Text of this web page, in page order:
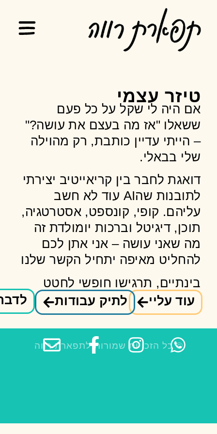
טיזר עצמי
אם היה לי שקל על כל פעם
ששאלו "אז מה בעצם את עושה?"
– הייתי עדיין כותבת, רק מהוילה
שלי בבאלי.
דואגת לחבר בין קריאייטיב יצירתי
לתובנות שהAI עוד לא חשב
עליהם. קופי, קונספט, אסטרטגיה,
תוכן, דיגיטל וברכות יומולדת זה
מה שאני עושה – אני אתן לכם
להחליט מאיפה יתחיל הקשר שלנו
בינתיים, תרגישו חופשי לחטט
עוד עליי
לתיק עבודות
© כל הזכויות שמורות לתפארת רווה